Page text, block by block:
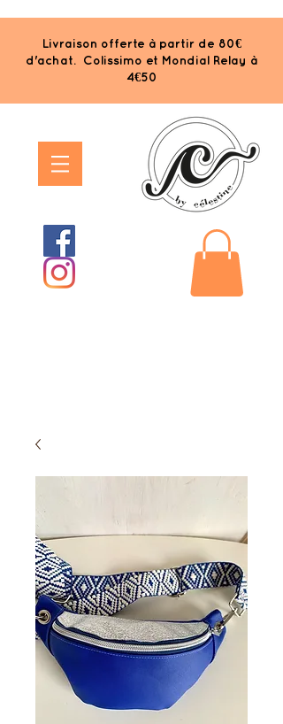
Livraison offerte à partir de 80€
d'achat. Colissimo et Mondial Relay à
4€50